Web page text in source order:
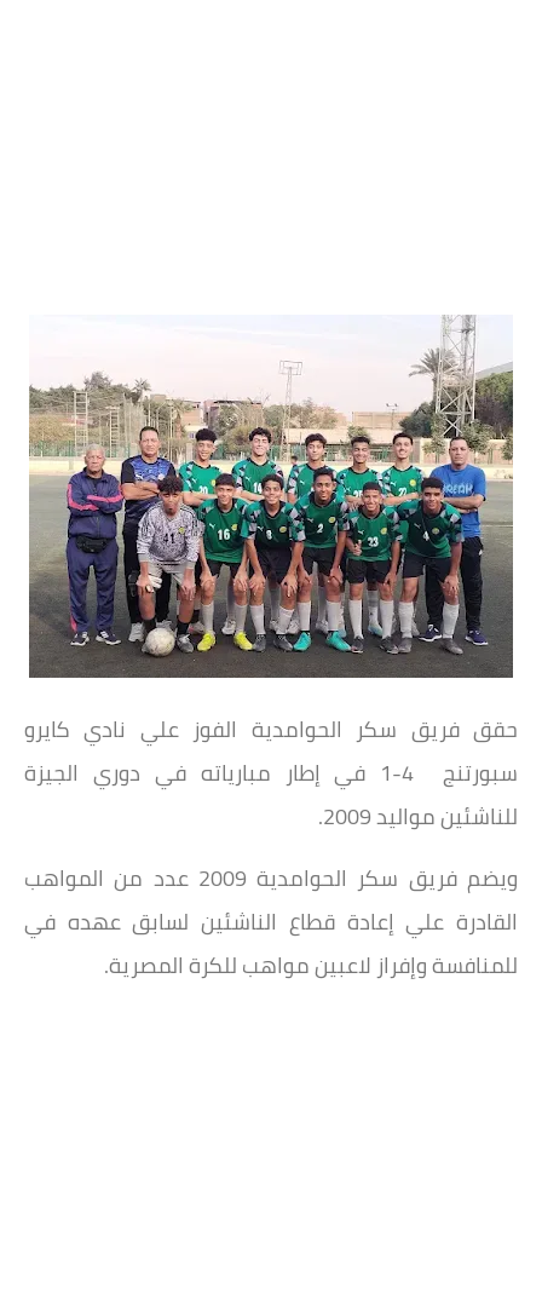
حقق فريق سكر الحوامدية الفوز علي نادي كايرو
سبورتنج 4-1 في إطار مبارياته في دوري الجيزة
للناشئين مواليد 2009.
ويضم فريق سكر الحوامدية 2009 عدد من المواهب
القادرة علي إعادة قطاع الناشئين لسابق عهده في
للمنافسة وإفراز لاعبين مواهب للكرة المصرية.